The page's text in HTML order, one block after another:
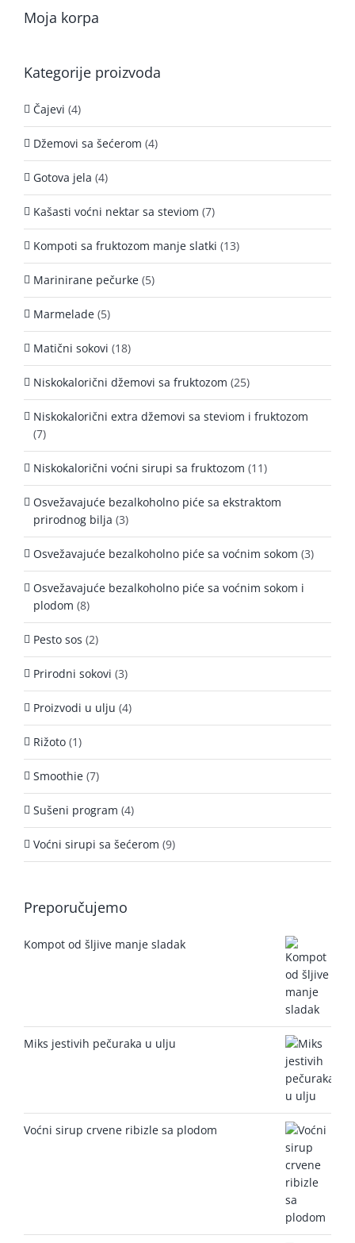
Moja korpa
Kategorije proizvoda
Čajevi (4)
Džemovi sa šećerom (4)
Gotova jela (4)
Kašasti voćni nektar sa steviom (7)
Kompoti sa fruktozom manje slatki (13)
Marinirane pečurke (5)
Marmelade (5)
Matični sokovi (18)
Niskokalorični džemovi sa fruktozom (25)
Niskokalorični extra džemovi sa steviom i fruktozom
(7)
Niskokalorični voćni sirupi sa fruktozom (11)
Osvežavajuće bezalkoholno piće sa ekstraktom
prirodnog bilja (3)
Osvežavajuće bezalkoholno piće sa voćnim sokom (3)
Osvežavajuće bezalkoholno piće sa voćnim sokom i
plodom (8)
Pesto sos (2)
Prirodni sokovi (3)
Proizvodi u ulju (4)
Rižoto (1)
Smoothie (7)
Sušeni program (4)
Voćni sirupi sa šećerom (9)
Preporučujemo
Kompot od šljive manje sladak
Miks jestivih pečuraka u ulju
Voćni sirup crvene ribizle sa plodom